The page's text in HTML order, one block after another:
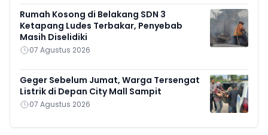
Rumah Kosong di Belakang SDN 3
Ketapang Ludes Terbakar, Penyebab
Masih Diselidiki
07 Agustus 2026
Geger Sebelum Jumat, Warga Tersengat
Listrik di Depan City Mall Sampit
07 Agustus 2026